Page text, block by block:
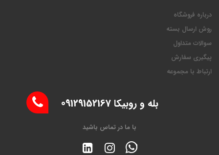
درباره فروشگاه
روش ارسال بسته
سوالات متداول
پیگیری سفارش
ارتباط با مجموعه
بله و روبیکا 09129152167
با ما در تماس باشید